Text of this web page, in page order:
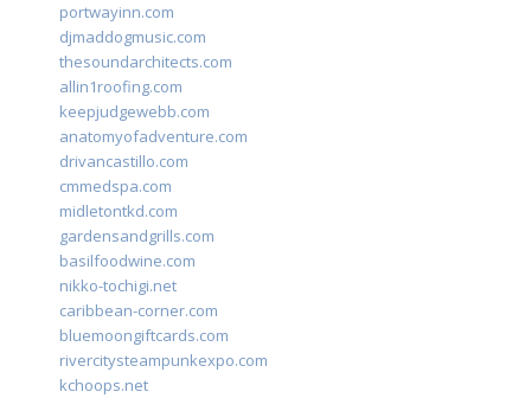
portwayinn.com
djmaddogmusic.com
thesoundarchitects.com
allin1roofing.com
keepjudgewebb.com
anatomyofadventure.com
drivancastillo.com
cmmedspa.com
midletontkd.com
gardensandgrills.com
basilfoodwine.com
nikko-tochigi.net
caribbean-corner.com
bluemoongiftcards.com
rivercitysteampunkexpo.com
kchoops.net